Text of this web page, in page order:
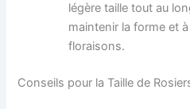
légère taille tout au
maintenir la forme et
floraisons.
Conseils pour la Taille de